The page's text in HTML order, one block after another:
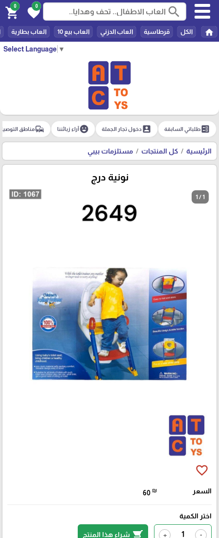
Select Language ▼
search
0
favorite
0
shopping_cart
home الكل قرطاسية العاب الدزني العاب بيع 10 العاب بطارية
ballotطلباتي السابقة account_boxدخول تجار الجملة emoji_emotionsآراء زبائننا commuteمناطق
الرئيسية كل المنتجات مستلزمات بيبي
نونية درج
1 / 1
favorite_border
السعر 60 ₪
اختر الكمية
-
+
shopping_cart شراء هذا المنتج